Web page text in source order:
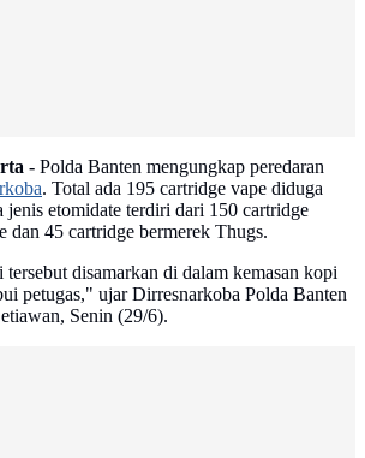
- Polda Banten mengungkap peredaran
. Total ada 195 cartridge vape diduga
jenis etomidate terdiri dari 150 cartridge
dan 45 cartridge bermerek Thugs.
disamarkan di dalam kemasan kopi
petugas," ujar Dirresnarkoba Polda Banten
Senin (29/6).